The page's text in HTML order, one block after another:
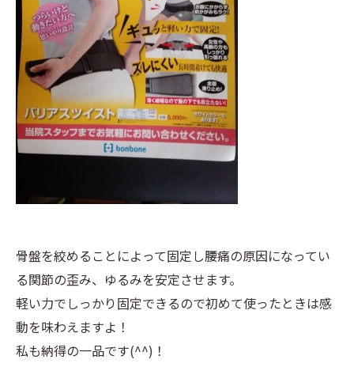
骨盤を絞めることによって固定し腰痛の原因になってい
る関節の歪み、ゆるみを安定させます。
軽い力でしっかり固定できるので初めて使ったときは感
動を味わえますよ！
私も納得の一品です(^^)！